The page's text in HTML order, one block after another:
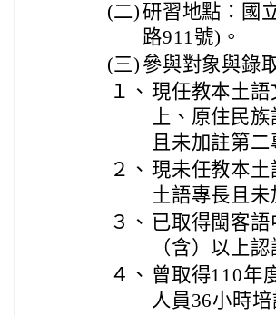
(二)研習地點：國
路911號)。
(三) 參與對象與錄
１、 現任教本土
上、原住民
且未加註第
２、 現未任教本
土語專長且
３、 已取得閩客
（含）以上
４、 曾取得110年
人員36小時